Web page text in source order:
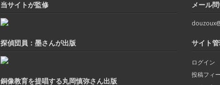
当サイトが監修
探偵団員：墨さんが出版
銅像教育を提唱する丸岡慎弥さん出版
メール
サイト
ログイン
投稿フィ